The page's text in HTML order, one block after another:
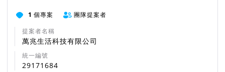
1 個專案
團隊提案者
提案者名稱
萬兆生活科技有限公司
統一編號
29171684